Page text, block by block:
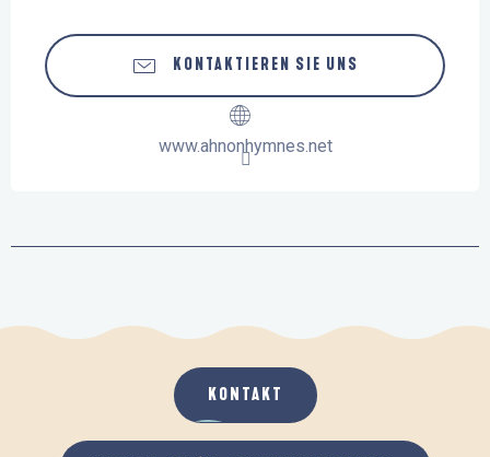
KONTAKTIEREN SIE UNS
www.ahnonhymnes.net
KONTAKT